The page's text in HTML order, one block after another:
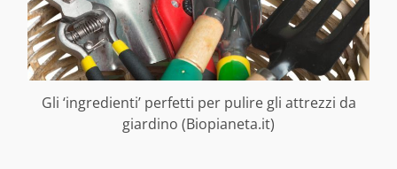
Gli ‘ingredienti’ perfetti per pulire gli attrezzi da
giardino (Biopianeta.it)